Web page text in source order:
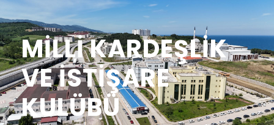
MİLLİ KARDEŞLİK
VE İSTİŞARE
KULÜBÜ